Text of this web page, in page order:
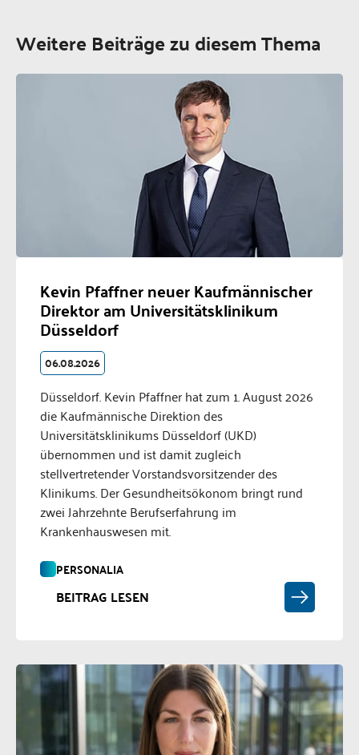
Weitere Beiträge zu diesem Thema
Kevin Pfaffner neuer Kaufmännischer
Direktor am Universitätsklinikum
Düsseldorf
06.08.2026
Düsseldorf. Kevin Pfaffner hat zum 1. August 2026
die Kaufmännische Direktion des
Universitätsklinikums Düsseldorf (UKD)
übernommen und ist damit zugleich
stellvertretender Vorstandsvorsitzender des
Klinikums. Der Gesundheitsökonom bringt rund
zwei Jahrzehnte Berufserfahrung im
Krankenhauswesen mit.
PERSONALIA
BEITRAG LESEN